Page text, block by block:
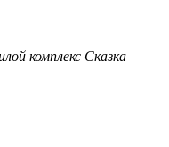
комплекс Сказка